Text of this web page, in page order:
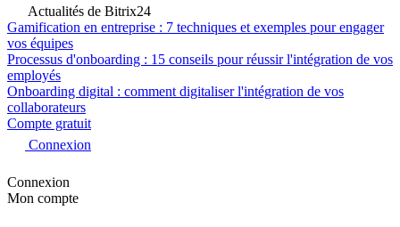
Actualités de Bitrix24
Gamification en entreprise : 7 techniques et exemples pour engager
vos équipes
Processus d'onboarding : 15 conseils pour réussir l'intégration de vos
employés
Onboarding digital : comment digitaliser l'intégration de vos
collaborateurs
Compte gratuit
Connexion
Connexion
Mon compte